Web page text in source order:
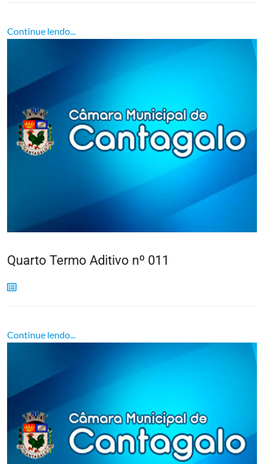
Continue lendo...
Quarto Termo Aditivo nº 011
Continue lendo...